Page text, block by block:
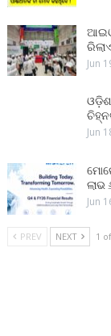
Jun
Jun
ଲାଭ
Jun
PREV NEXT 1